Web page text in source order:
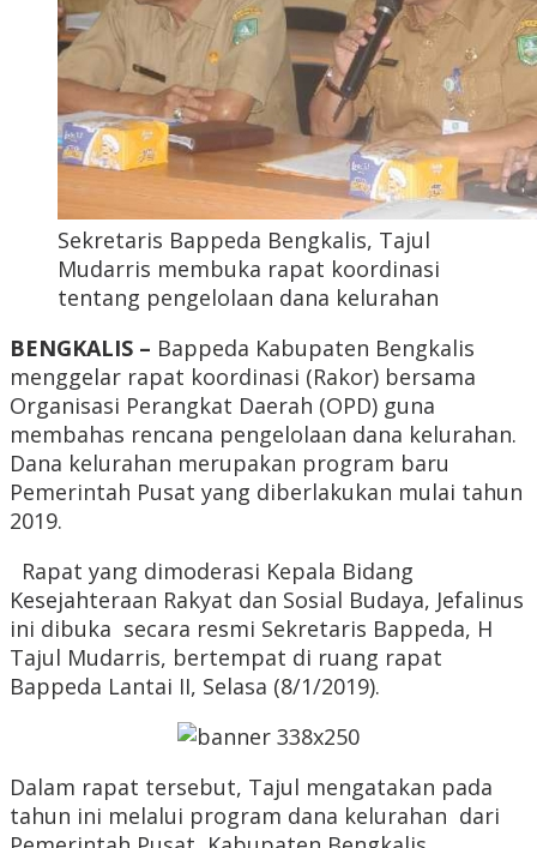
Sekretaris Bappeda Bengkalis, Tajul
Mudarris membuka rapat koordinasi
tentang pengelolaan dana kelurahan
BENGKALIS – Bappeda Kabupaten Bengkalis
menggelar rapat koordinasi (Rakor) bersama
Organisasi Perangkat Daerah (OPD) guna
membahas rencana pengelolaan dana kelurahan.
Dana kelurahan merupakan program baru
Pemerintah Pusat yang diberlakukan mulai tahun
2019.
Rapat yang dimoderasi Kepala Bidang
Kesejahteraan Rakyat dan Sosial Budaya, Jefalinus
ini dibuka secara resmi Sekretaris Bappeda, H
Tajul Mudarris, bertempat di ruang rapat
Bappeda Lantai II, Selasa (8/1/2019).
Dalam rapat tersebut, Tajul mengatakan pada
tahun ini melalui program dana kelurahan dari